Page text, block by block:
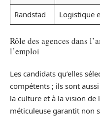
Randstad Logistique
Rôle des agences dans
l’emploi
Les candidats qu’elles
compétents ; ils sont
la culture et à la vision de
méticuleuse garantit non